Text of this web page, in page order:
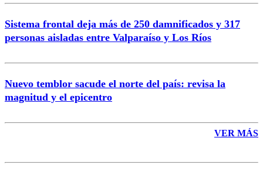
Sistema frontal deja más de 250 damnificados y 317
personas aisladas entre Valparaíso y Los Ríos
Nuevo temblor sacude el norte del país: revisa la
magnitud y el epicentro
VER MÁS